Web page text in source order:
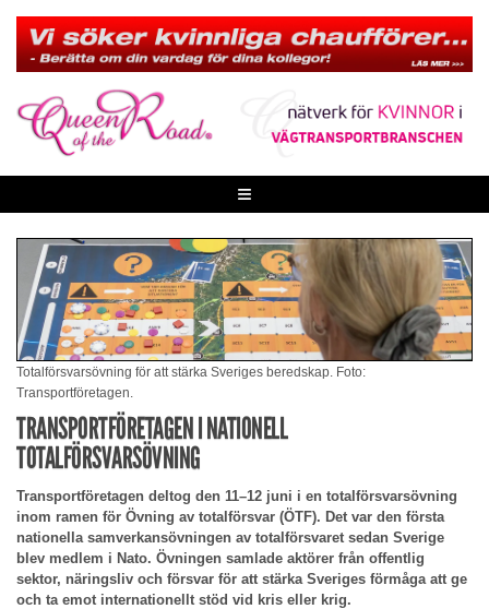
content
≡
Totalförsvarsövning för att stärka Sveriges beredskap. Foto:
Transportföretagen.
TRANSPORTFÖRETAGEN I NATIONELL
TOTALFÖRSVARSÖVNING
Transportföretagen deltog den 11–12 juni i en totalförsvarsövning
inom ramen för Övning av totalförsvar (ÖTF). Det var den första
nationella samverkansövningen av totalförsvaret sedan Sverige
blev medlem i Nato. Övningen samlade aktörer från offentlig
sektor, näringsliv och försvar för att stärka Sveriges förmåga att ge
och ta emot internationellt stöd vid kris eller krig.